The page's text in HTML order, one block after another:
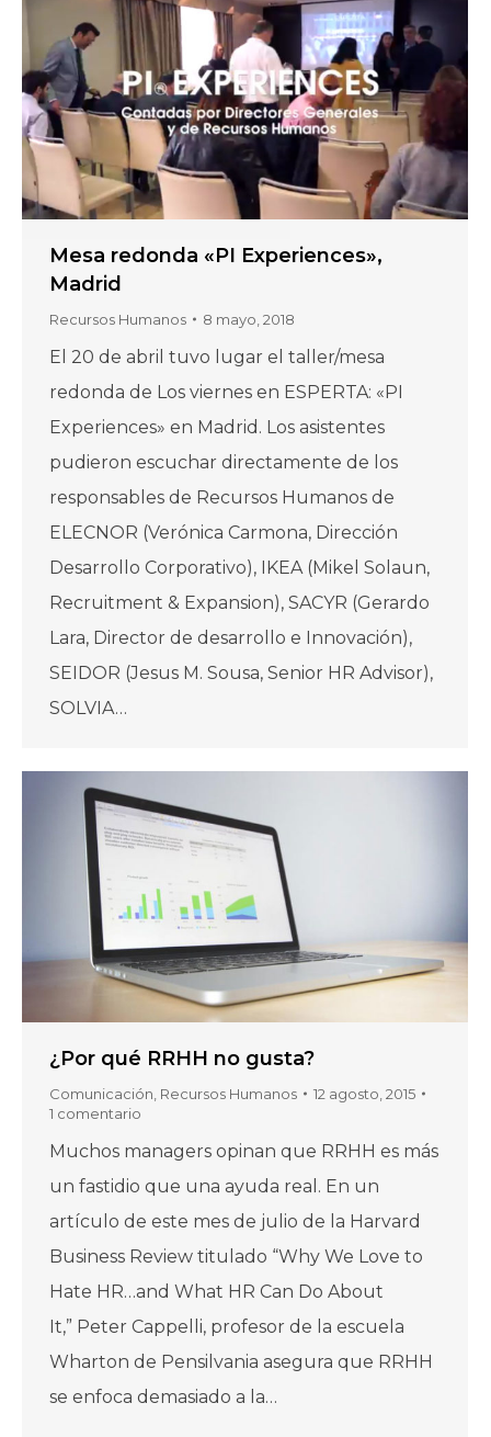
Mesa redonda «PI Experiences»,
Madrid
Recursos Humanos 8 mayo, 2018
El 20 de abril tuvo lugar el taller/mesa
redonda de Los viernes en ESPERTA: «PI
Experiences» en Madrid. Los asistentes
pudieron escuchar directamente de los
responsables de Recursos Humanos de
ELECNOR (Verónica Carmona, Dirección
Desarrollo Corporativo), IKEA (Mikel Solaun,
Recruitment & Expansion), SACYR (Gerardo
Lara, Director de desarrollo e Innovación),
SEIDOR (Jesus M. Sousa, Senior HR Advisor),
SOLVIA…
¿Por qué RRHH no gusta?
Comunicación Recursos Humanos
12 agosto, 2015
1 comentario
Muchos managers opinan que RRHH es más
un fastidio que una ayuda real. En un
artículo de este mes de julio de la Harvard
Business Review titulado “Why We Love to
Hate HR…and What HR Can Do About
It,” Peter Cappelli, profesor de la escuela
Wharton de Pensilvania asegura que RRHH
se enfoca demasiado a la…